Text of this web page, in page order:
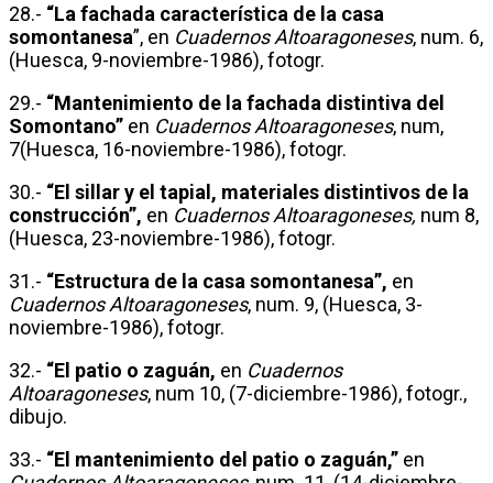
28.- “La fachada característica de la casa
somontanesa”, en Cuadernos Altoaragoneses, num. 6,
(Huesca, 9-noviembre-1986), fotogr.
29.- “Mantenimiento de la fachada distintiva del
Somontano” en Cuadernos Altoaragoneses, num,
7(Huesca, 16-noviembre-1986), fotogr.
30.- “El sillar y el tapial, materiales distintivos de la
construcción”, en Cuadernos Altoaragoneses, num 8,
(Huesca, 23-noviembre-1986), fotogr.
31.- “Estructura de la casa somontanesa”, en
Cuadernos Altoaragoneses, num. 9, (Huesca, 3-
noviembre-1986), fotogr.
32.- “El patio o zaguán, en Cuadernos
Altoaragoneses, num 10, (7-diciembre-1986), fotogr.,
dibujo.
33.- “El mantenimiento del patio o zaguán,” en